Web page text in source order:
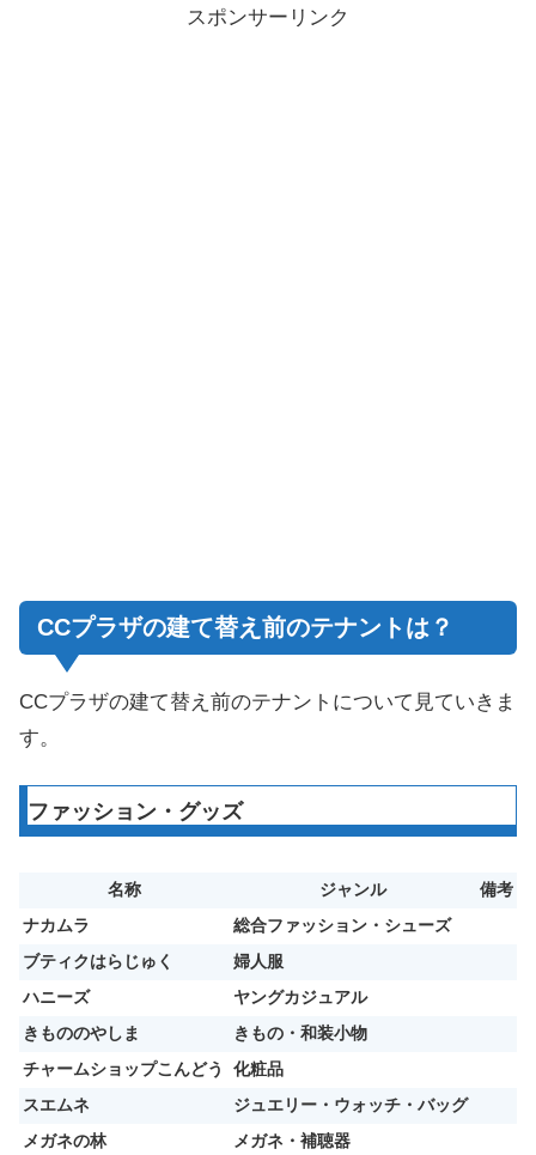
スポンサーリンク
CCプラザの建て替え前のテナントは？
CCプラザの建て替え前のテナントについて見ていきま
す。
ファッション・グッズ
名称 ジャンル
備考
ナカムラ
総合ファッション・シューズ
ブティクはらじゅく
婦人服
ハニーズ
ヤングカジュアル
きもののやしま
きもの・和装小物
チャームショップこんどう
化粧品
スエムネ
ジュエリー・ウォッチ・バッグ
メガネの林
メガネ・補聴器